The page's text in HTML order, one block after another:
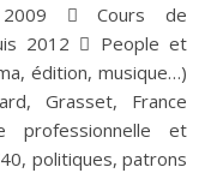
2009  Cours de
2012  People et
édition, musique…)
Grasset, France
professionnelle et
politiques, patrons